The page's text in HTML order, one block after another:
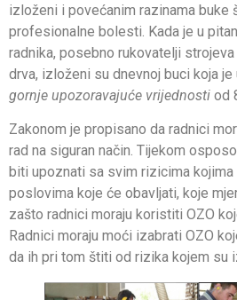
izloženi i povećanim razinama buke
profesionalne bolesti. Kada je u
radnika, posebno rukovatelji
drva, izloženi su dnevnoj buci koja
gornje upozoravajuće vrijednosti od
Zakonom je propisano da radnici
rad na siguran način. Tijekom
biti upoznati sa svim rizicima
poslovima koje će obavljati, koje
zašto radnici moraju koristiti OZO
Radnici moraju moći izabrati OZO
da ih pri tom štiti od rizika kojem su